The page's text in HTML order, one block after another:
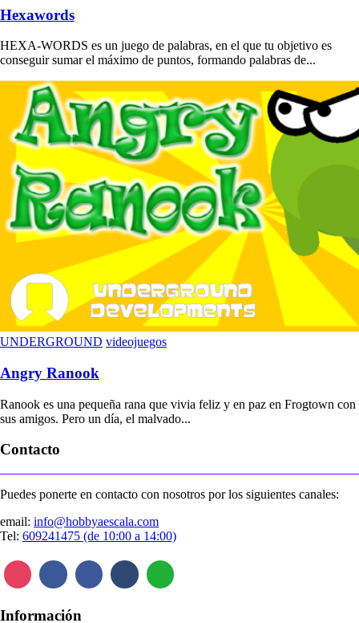
Hexawords
HEXA-WORDS es un juego de palabras, en el que tu objetivo es
conseguir sumar el máximo de puntos, formando palabras de...
UNDERGROUND videojuegos
Angry Ranook
Ranook es una pequeña rana que vivia feliz y en paz en Frogtown con
sus amigos. Pero un día, el malvado...
Contacto
Puedes ponerte en contacto con nosotros por los siguientes canales:
email: info@hobbyaescala.com
Tel: 609241475 (de 10:00 a 14:00)
Información